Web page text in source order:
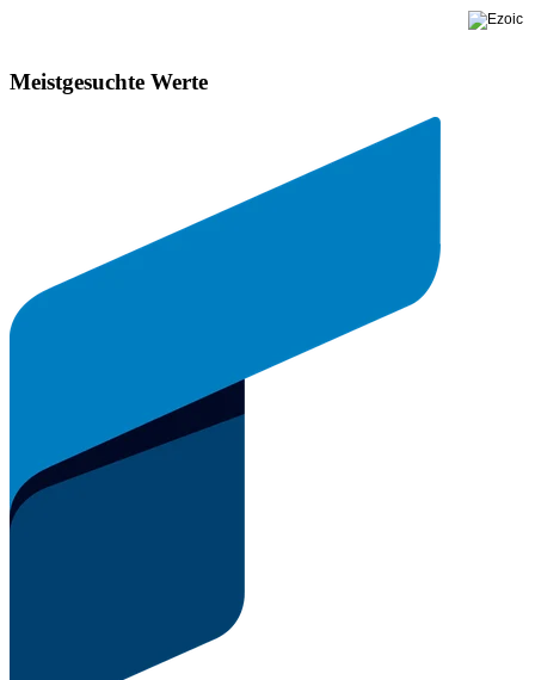
Meistgesuchte Werte